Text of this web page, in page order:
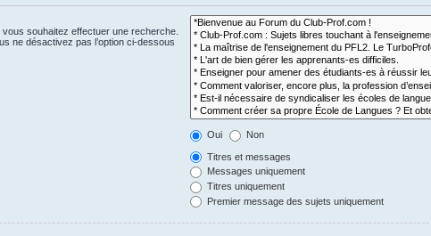
souhaitez effectuer une recherche.
ne désactivez pas l’option ci-dessous
Oui Non
Titres et messages
Messages uniquement
Titres uniquement
Premier message des sujets uniquement